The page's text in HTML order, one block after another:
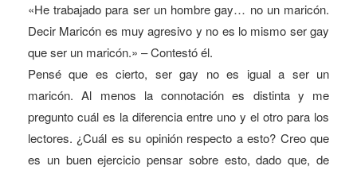
«He trabajado para ser un hombre gay… no un maricón.
Decir Maricón es muy agresivo y no es lo mismo ser gay
que ser un maricón.» – Contestó él.
Pensé que es cierto, ser gay no es igual a ser un
maricón. Al menos la connotación es distinta y me
pregunto cuál es la diferencia entre uno y el otro para los
lectores. ¿Cuál es su opinión respecto a esto? Creo que
es un buen ejercicio pensar sobre esto, dado que, de